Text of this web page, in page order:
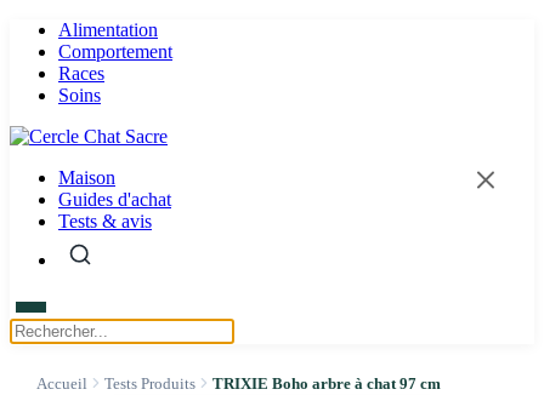
Alimentation
Comportement
Races
Soins
Maison
Guides d'achat
Tests & avis
Accueil Tests Produits TRIXIE Boho arbre à chat 97 cm